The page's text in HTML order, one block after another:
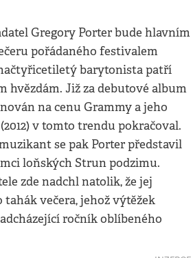
Gregory Porter bude hlavním
pořádaného festivalem
barytonista patří
hvězdám. Již za debutové album
na cenu Gram­­my a jeho
(2012) v tomto trendu pokračoval.
se pak Porter představil
loňských Strun podzimu.
zde nadchl natolik, že jej
večera, jehož výtěžek
ročník oblíbeného